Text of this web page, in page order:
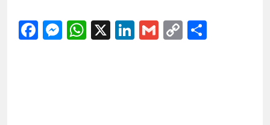
Facebook
Messenger
WhatsApp
X LinkedIn
Gmail
Copy